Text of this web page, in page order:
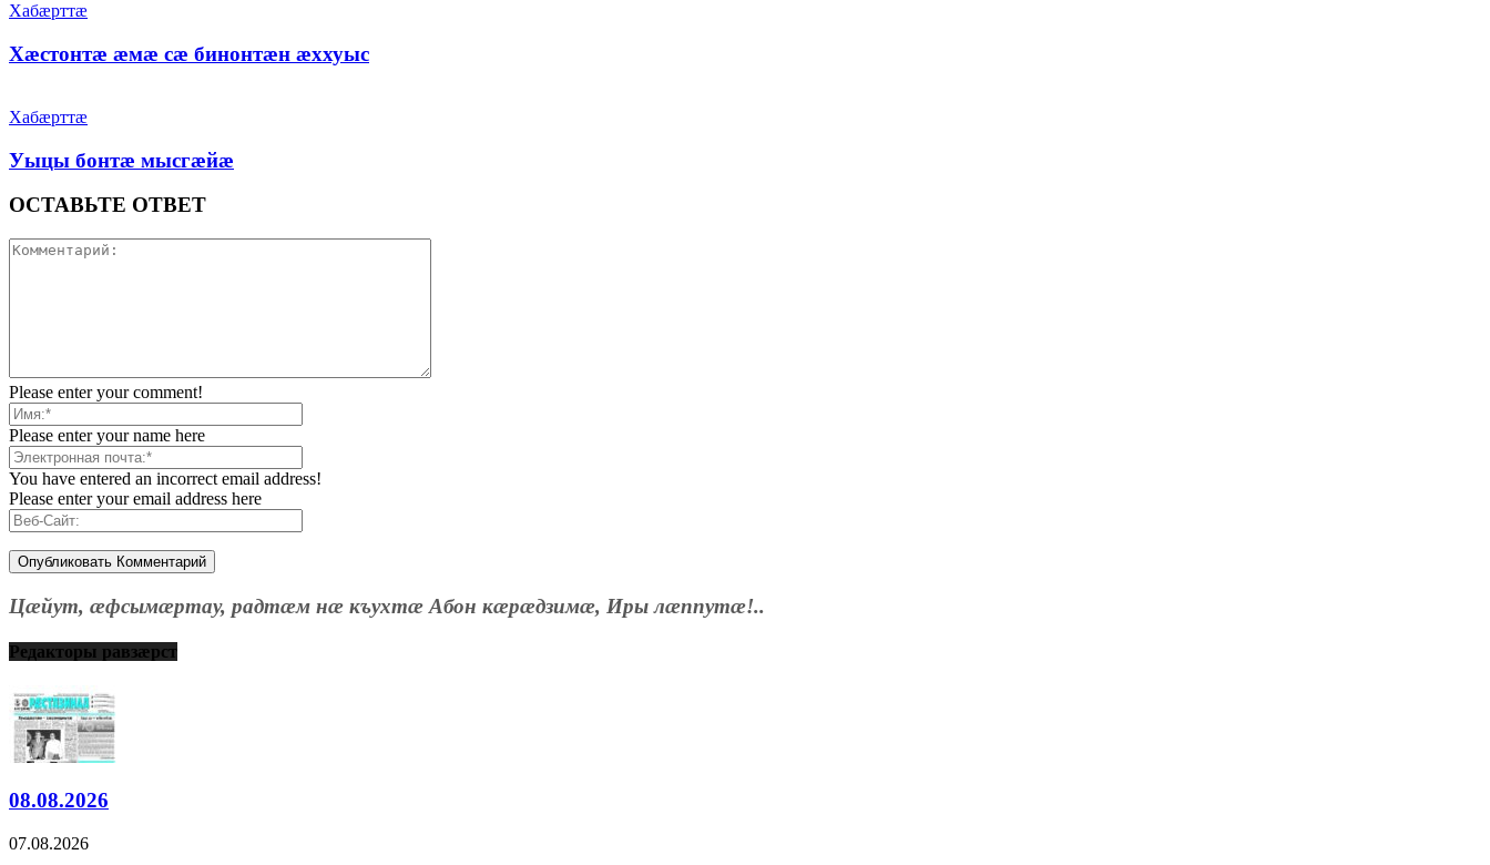
Хабæрттæ
Хæстонтæ æмæ сæ бинонтæн æххуыс
Хабæрттæ
Уыцы бонтæ мысгæйæ
ОСТАВЬТЕ ОТВЕТ
Please enter your comment!
Please enter your name here
You have entered an incorrect email address!
Please enter your email address here
Цæйут, æфсымæртау, радтæм нæ къухтæ Абон кæрæдзимæ, Иры лæппутæ!..
Редакторы равзæрст
08.08.2026
07.08.2026